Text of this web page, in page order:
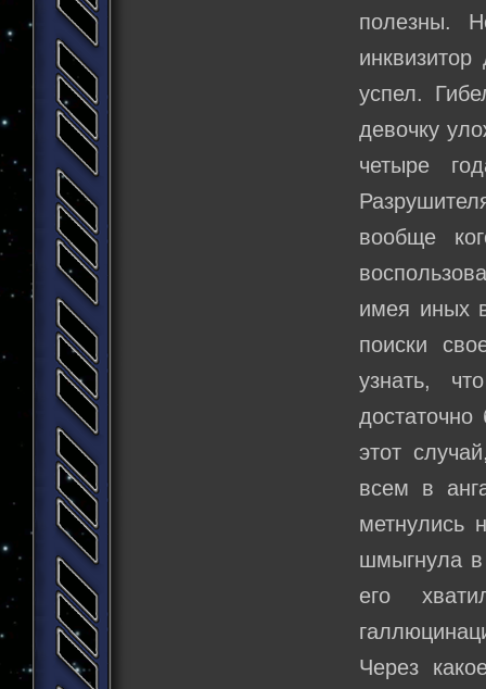
полезны.
успел.
девочку
четыре
вообще
имея иных
поиски
узнать,
этот
всем в
метнулись
шмыгнула в
его
Через